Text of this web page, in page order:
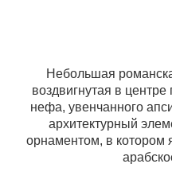
Небольшая
воздвигнутая в
нефа, увенчанного
архитектурный
орнаментом, в котором